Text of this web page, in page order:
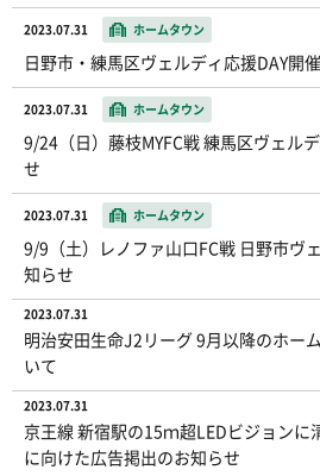
2023.07.31 ホームタウン
日野市・練馬区ヴェルディ応援DAY開
2023.07.31 ホームタウン
9/24（日）藤枝MYFC戦 練馬区ヴェル
せ
2023.07.31 ホームタウン
9/9（土）レノファ山口FC戦 日野市ヴ
知らせ
2023.07.31
明治安田生命J2リーグ 9月以降のホー
いて
2023.07.31
京王線 新宿駅の15ｍ超LEDビジョンに
に向けた広告掲出のお知らせ